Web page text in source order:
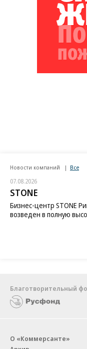
Новости компаний Все
07.08.2026
STONE
Бизнес-центр STONE
возведен в полную
Благотворительный
О «Коммерсанте»